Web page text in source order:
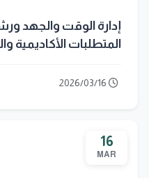
إدارة الوقت والجهد
المتطلبات الأكاديمية
16
MAR